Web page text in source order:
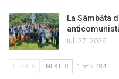
La Sâmbăta
iul. 27, 2026
PREV NEXT 1 of 2.484